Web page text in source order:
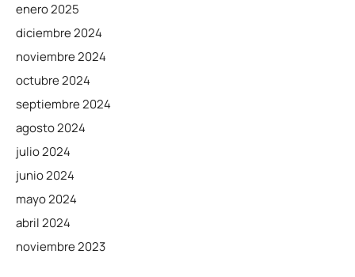
enero 2025
diciembre 2024
noviembre 2024
octubre 2024
septiembre 2024
agosto 2024
julio 2024
junio 2024
mayo 2024
abril 2024
noviembre 2023